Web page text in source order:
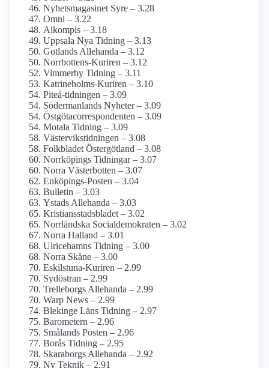
Nyhetsmagasinet Syre – 3.28
Omni – 3.22
Alkompis – 3.18
Uppsala Nya Tidning – 3.13
Gotlands Allehanda – 3.12
Norrbottens-Kuriren – 3.12
Vimmerby Tidning – 3.11
Katrineholms-Kuriren – 3.10
Piteå-tidningen – 3.09
Söderman­lands Nyheter – 3.09
Östgöta­correspondenten – 3.09
Motala Tidning – 3.09
Västervikstidningen – 3.08
Folkbladet Östergötland – 3.08
Norrköpings Tidningar – 3.07
Norra Västerbotten – 3.07
Enköpings-Posten – 3.04
Bulletin – 3.03
Ystads Allehanda – 3.03
Kristiansstadsbladet – 3.02
Norrländska Social­demokraten – 3.02
Norra Halland – 3.01
Ulricehamns Tidning – 3.00
Norra Skåne – 3.00
Eskilstuna-Kuriren – 2.99
Sydöstran – 2.99
Trelleborgs Allehanda – 2.99
Warp News – 2.99
Blekinge Läns Tidning – 2.97
Barometern – 2.96
Smålands Posten – 2.96
Borås Tidning – 2.95
Skaraborgs Allehanda – 2.92
Ny Teknik – 2.91